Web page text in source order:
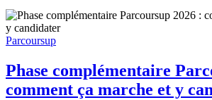
Parcoursup
Phase complémentaire
comment ça marche et y